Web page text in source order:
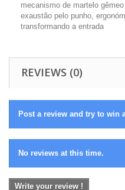
mecanismo de martelo
exaustão pelo punho,
transformando a entrada
REVIEWS (0)
Post a review and try to win
No reviews at this time.
Write your review !